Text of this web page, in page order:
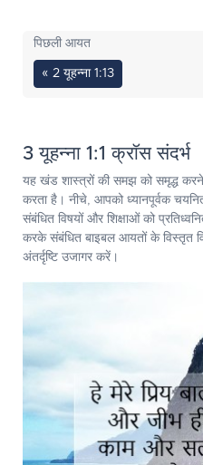
पिछली आयत
« 2 यूहन्ना 1:13
3 यूहन्ना 1:1 क्रॉस संदर्भ
यह खंड शास्त्रों की समझ को समृद्ध
करता है। नीचे, आपको ध्यानपूर्वक
संबंधित विषयों और शिक्षाओं को
करके संबंधित बाइबल आयतों के विस्तृत
अंतर्दृष्टि उजागर करें।